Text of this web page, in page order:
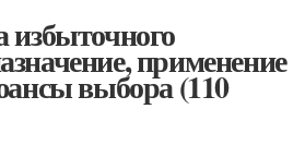
избыточного
применение
выбора (110